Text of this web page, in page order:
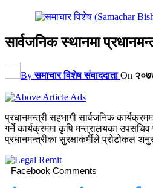
सार्वजनिक स्थानमा
Byसमाचार विशेष संवाददाता On
प्रधानमन्त्री सहभागी सार्वजनिक
गर्ने कार्यक्रममा कृषि मन्त्रालयका
प्रधानमन्त्रीका सुरक्षाकर्मीले प्रोटोकल
Facebook Comments